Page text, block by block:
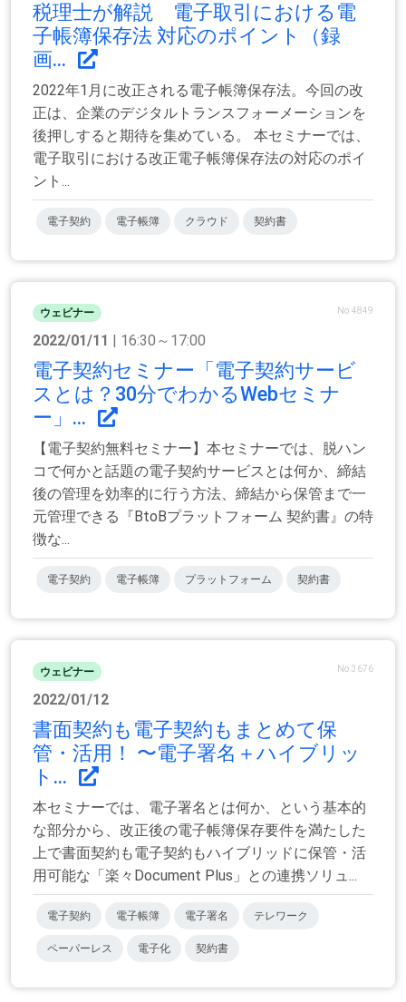
税理士が解説 電子取引における電
子帳簿保存法 対応のポイント（録
画...
2022年1月に改正される電子帳簿保存法。今回の改
正は、企業のデジタルトランスフォーメーションを
後押しすると期待を集めている。 本セミナーでは、
電子取引における改正電子帳簿保存法の対応のポイ
ント...
電子契約 電子帳簿 クラウド 契約書
ウェビナー No.4849
2022/01/11 | 16:30～17:00
電子契約セミナー「電子契約サービ
スとは？30分でわかるWebセミナ
ー」...
【電子契約無料セミナー】本セミナーでは、脱ハン
コで何かと話題の電子契約サービスとは何か、締結
後の管理を効率的に行う方法、締結から保管まで一
元管理できる『BtoBプラットフォーム 契約書』の特
徴な...
電子契約 電子帳簿 プラットフォーム 契約書
ウェビナー No.3676
2022/01/12
書面契約も電子契約もまとめて保
管・活用！ 〜電子署名＋ハイブリッ
ト...
本セミナーでは、電子署名とは何か、という基本的
な部分から、改正後の電子帳簿保存要件を満たした
上で書面契約も電子契約もハイブリッドに保管・活
用可能な「楽々Document Plus」との連携ソリュ...
電子契約 電子帳簿 電子署名 テレワーク
ペーパーレス 電子化 契約書